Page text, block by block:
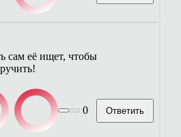
сам её ищет, чтобы
0 Ответить